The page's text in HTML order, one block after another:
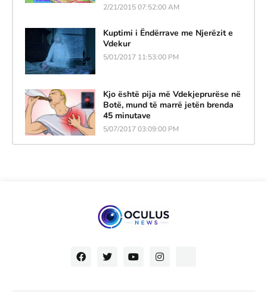
2/21/2015 07:52:00 AM
Kuptimi i Ëndërrave me Njerëzit e
Vdekur
5/01/2017 11:53:00 PM
Kjo është pija më Vdekjeprurëse në
Botë, mund të marrë jetën brenda
45 minutave
5/07/2017 03:09:00 PM